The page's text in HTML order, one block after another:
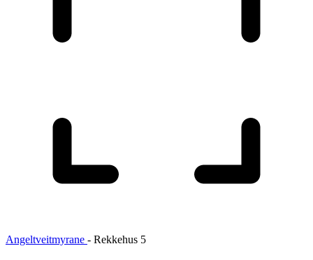
Angeltveitmyrane - Rekkehus 5